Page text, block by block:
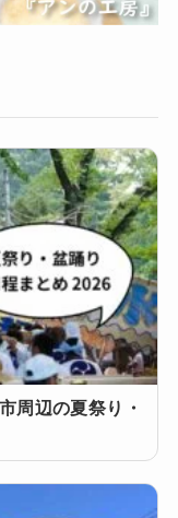
周辺の夏祭り・